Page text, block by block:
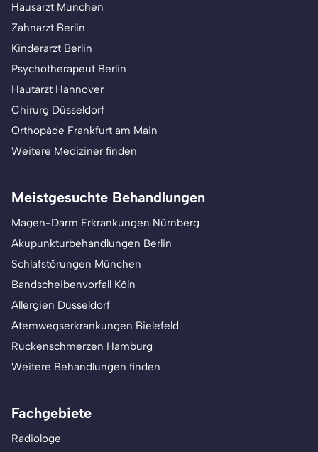
Hausarzt München
Zahnarzt Berlin
Kinderarzt Berlin
Psychotherapeut Berlin
Hautarzt Hannover
Chirurg Düsseldorf
Orthopäde Frankfurt am Main
Weitere Mediziner finden
Meistgesuchte Behandlungen
Magen-Darm Erkrankungen Nürnberg
Akupunkturbehandlungen Berlin
Schlafstörungen München
Bandscheibenvorfall Köln
Allergien Düsseldorf
Atemwegserkrankungen Bielefeld
Rückenschmerzen Hamburg
Weitere Behandlungen finden
Fachgebiete
Radiologe